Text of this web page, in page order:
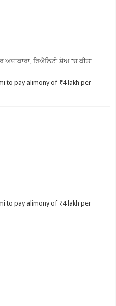
ਰਿਐਲਿਟੀ ਸ਼ੋਅ ”ਚ ਕੀਤਾ
to pay alimony of ₹4 lakh per
to pay alimony of ₹4 lakh per